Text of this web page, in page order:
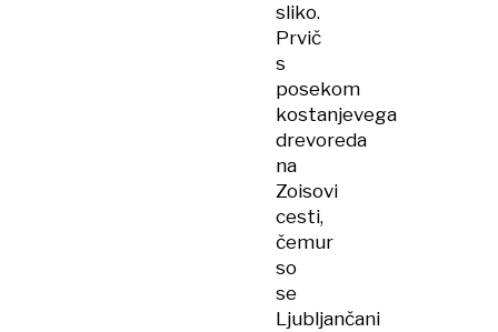
sliko.
Prvič
s
posekom
kostanjevega
drevoreda
na
Zoisovi
cesti,
čemur
so
se
Ljubljančani